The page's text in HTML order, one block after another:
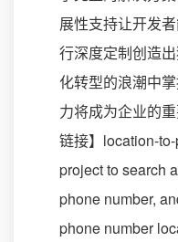
展性支持让开发
行深度定制创造
化转型的浪潮中
力将成为企业的
链接】location-
project to search
phone number,
phone number